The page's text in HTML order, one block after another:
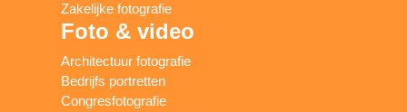
Zakelijke fotografie
Foto & video
Architectuur fotografie
Bedrijfs portretten
Congresfotografie